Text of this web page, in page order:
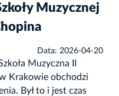
Muzycznej
Data: 2026-04-20
Muzyczna II
Krakowie obchodzi
Był to i jest czas